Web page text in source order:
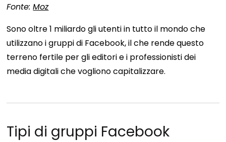
Fonte:Moz
Sono oltre 1 miliardo gli utenti in tutto il mondo che
utilizzano i gruppi di Facebook, il che rende questo
terreno fertile per gli editori e i professionisti dei
media digitali che vogliono capitalizzare.
Tipi di gruppi Facebook